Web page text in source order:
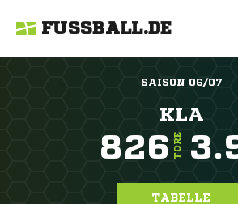
FUSSBALL.DE
SAISON 06/07
KLA
826 TORE
TABELLE